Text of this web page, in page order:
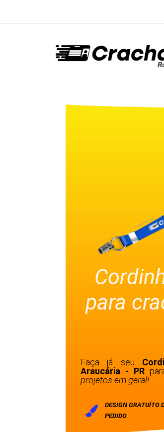
para
Faça já seu
Araucária - PR
projetos em geral!
DESIGN GRATUÍTO
PEDIDO